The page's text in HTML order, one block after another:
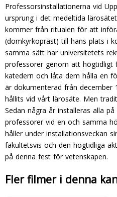
Professorsinstallationerna vid
ursprung i det medeltida
kommer från ritualen för att
(domkyrkopräst) till hans plats i
samma sätt har universitetets
professorer genom att högtidligt
kate­dern och låta dem hålla en
är dokumenterad från december
hållits vid vårt lärosäte. Men
Sedan några år installeras alla
professorer vid en och samma
håller under installationsveckan
fakultetsvis och den högtidliga
på denna fest för ve­tenskapen.
Fler filmer i denna